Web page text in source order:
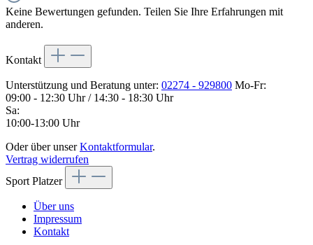
Keine Bewertungen gefunden. Teilen Sie Ihre Erfahrungen mit
anderen.
Kontakt
Unterstützung und Beratung unter: 02274 - 929800 Mo-Fr:
09:00 - 12:30 Uhr / 14:30 - 18:30 Uhr
Sa:
10:00-13:00 Uhr
Oder über unserKontaktformular.
Vertrag widerrufen
Sport Platzer
Über uns
Impressum
Kontakt